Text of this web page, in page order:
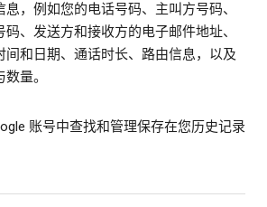
，例如您的电话号码、主叫方号码、
、发送方和接收方的电子邮件地址、
间和日期、通话时长、路由信息，以及
量。
账号中查找和管理保存在您历史记录